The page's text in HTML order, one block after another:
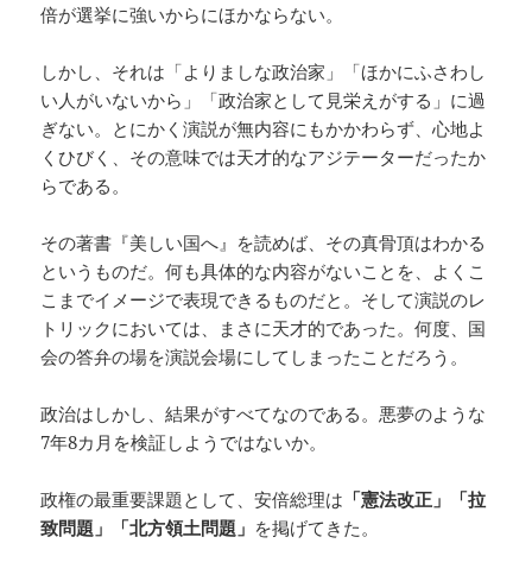
倍が選挙に強いからにほかならない。
しかし、それは「よりましな政治家」「ほかにふさわし
い人がいないから」「政治家として見栄えがする」に過
ぎない。とにかく演説が無内容にもかかわらず、心地よ
くひびく、その意味では天才的なアジテーターだったか
らである。
その著書『美しい国へ』を読めば、その真骨頂はわかる
というものだ。何も具体的な内容がないことを、よくこ
こまでイメージで表現できるものだと。そして演説のレ
トリックにおいては、まさに天才的であった。何度、国
会の答弁の場を演説会場にしてしまったことだろう。
政治はしかし、結果がすべてなのである。悪夢のような
7年8カ月を検証しようではないか。
政権の最重要課題として、安倍総理は 「憲法改正」「拉
致問題」「北方領土問題」 を掲げてきた。